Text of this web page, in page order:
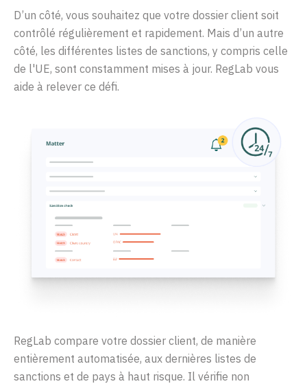
D’un côté, vous souhaitez que votre dossier client soit
contrôlé régulièrement et rapidement. Mais d’un autre
côté, les différentes listes de sanctions, y compris celle
de l'UE, sont constamment mises à jour. RegLab vous
aide à relever ce défi.
RegLab compare votre dossier client, de manière
entièrement automatisée, aux dernières listes de
sanctions et de pays à haut risque. Il vérifie non